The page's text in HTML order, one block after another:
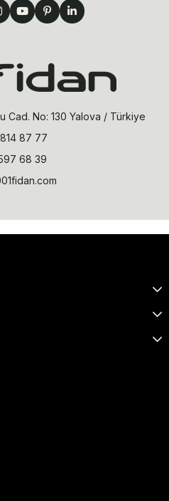
Cad. No: 130 Yalova / Türkiye
87 77
68 39